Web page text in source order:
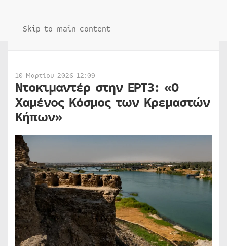
Skip to main content
10 Μαρτίου 2026 12:09
Ντοκιμαντέρ στην ΕΡΤ3: «Ο
Χαμένος Κόσμος των Κρεμαστών
Κήπων»